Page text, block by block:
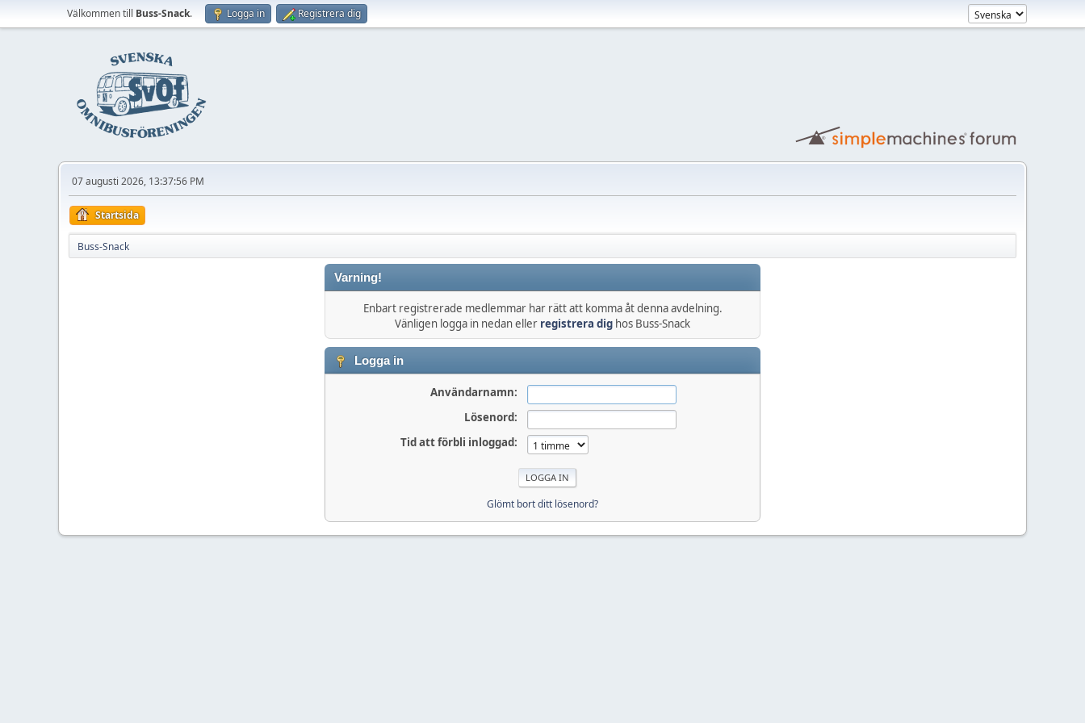
Välkommen till Buss-Snack. Logga in Registrera dig
07 augusti 2026, 13:37:56 PM
Startsida
Buss-Snack
Varning!
Enbart registrerade medlemmar har rätt att komma åt denna avdelning.
Vänligen logga in nedan eller registrera dig hos Buss-Snack
Logga in
Användarnamn:
Lösenord:
Tid att förbli inloggad:
Glömt bort ditt lösenord?